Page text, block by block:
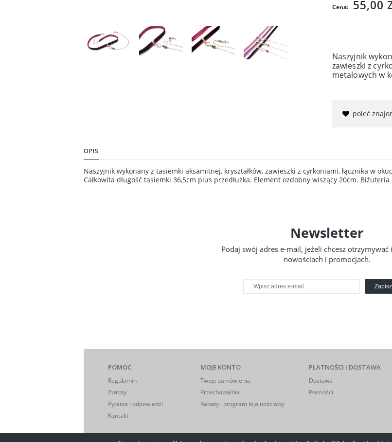
Cena: 55,00
Naszyjnik
zawieszki z
metalowych w
poleć
OPIS
Naszyjnik wykonany z tasiemki aksamitnej, kryształków, zawieszki z cyrkoniami, łącznika w
Całkowita długość tasiemki 36,5cm plus przedłużka. Element ozdobny wiszący 20cm.
Newsletter
Podaj swój adres e-mail, jeżeli chcesz
nowościach i promocjach.
POMOC
Regulamin
Zwroty
Pytania i odpowiedzi
Kontakt
MOJE KONTO
Twoje zamówienia
Przechowalnia
Rabaty i program lojalnościowy
PŁATNOŚCI I DOSTAWA
Dostawa
Płatności